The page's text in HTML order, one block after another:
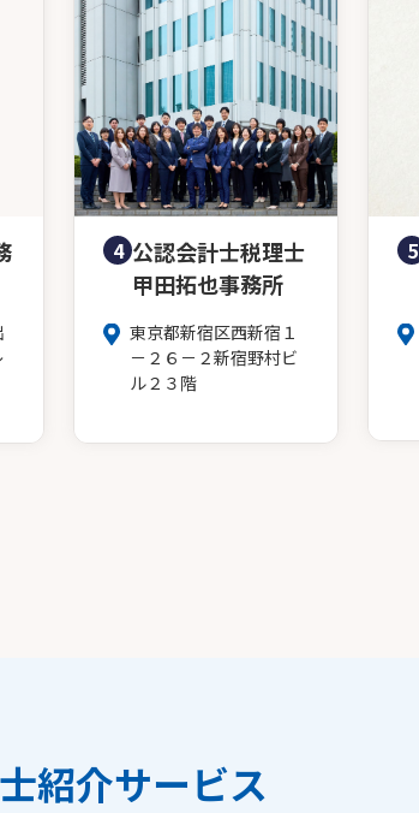
4 公認会計士税理士
甲田拓也事務所
東京都新宿区西新宿１
－２６－２新宿野村ビ
ル２３階
5
紹介サービス